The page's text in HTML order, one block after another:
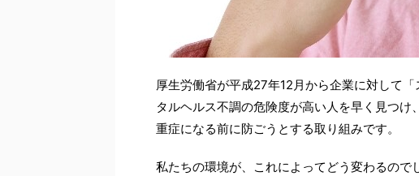
厚生労働省が平成27年12月から企業に対して
タルヘルス不調の危険度が高い人を早く見つ
重症になる前に防ごうとする取り組みです。
私たちの環境が、これによってどう変わるので